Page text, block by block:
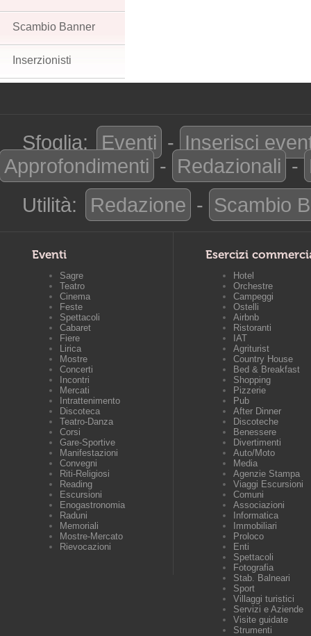
Scambio Banner
Inserzionisti
Sfoglia: Eventi - Inserisci
Approfondimenti - Redazionali -
Utilità:
Redazione - Scambio
Eventi
Sagre
Teatro
Cinema
Feste
Spettacoli
Cabaret
Fiere
Lirica
Mostre
Concerti
Incontri
Mercati
Intrattenimento
Discoteca
Teatro-Danza
Corsi
Gare-Sportive
Manifestazioni
Convegni
Riti-Religiosi
Reading
Escursioni
Enogastronomia
Raduni
Memoriali
Mostre-Mercato
Rievocazioni
Esercizi
Hotel
Orchestre
Campeggi
Ostelli
Airbnb
Ristoranti
IAT
Agriturist
Country House
Bed & Breakfast
Shopping
Pizzerie
Pub
After Dinner
Discoteche
Benessere
Divertimenti
Auto/Moto
Media
Agenzie Stampa
Viaggi Escursioni
Comuni
Associazioni
Informatica
Immobiliari
Proloco
Enti
Spettacoli
Fotografia
Stab. Balneari
Sport
Villaggi turistici
Servizi e Aziende
Visite guidate
Strumenti